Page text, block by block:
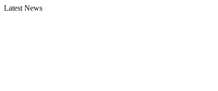
Latest News